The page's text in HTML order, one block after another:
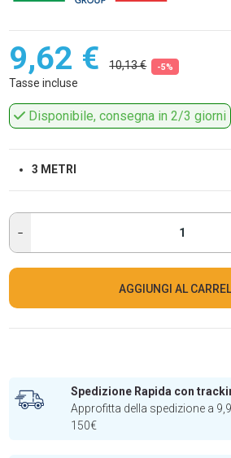
9,62 € 10,13 € -5%
Tasse incluse
Disponibile, consegna in 2/3 giorni
3 METRI
AGGIUNGI AL
Spedizione Rapida con
Approfitta della spedizione a
150€